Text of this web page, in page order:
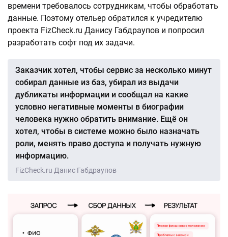
времени требовалось сотрудникам, чтобы обработать
данные. Поэтому отельер обратился к учредителю
проекта FizCheck.ru Данису Габдраупов и попросил
разработать софт под их задачи.
Заказчик хотел, чтобы сервис за несколько минут
собирал данные из баз, убирал из выдачи
дубликаты информации и сообщал на какие
условно негативные моменты в биографии
человека нужно обратить внимание. Ещё он
хотел, чтобы в системе можно было назначать
роли, менять право доступа и получать нужную
информацию.
FizCheck.ru Данис Габдраупов